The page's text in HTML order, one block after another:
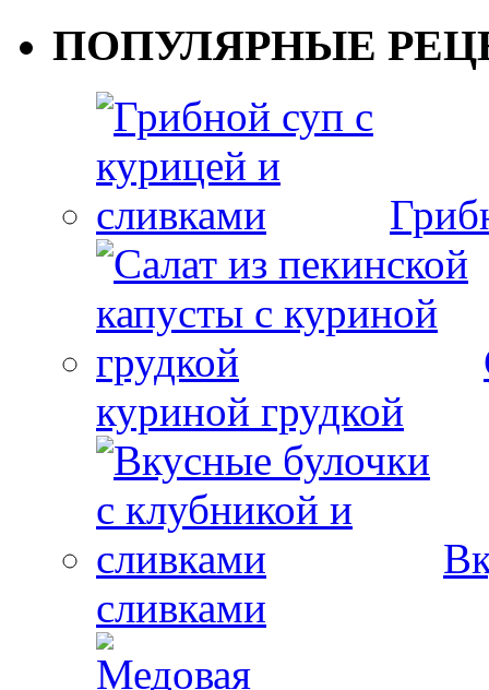
ПОПУЛЯРНЫЕ
куриной грудкой
сливками